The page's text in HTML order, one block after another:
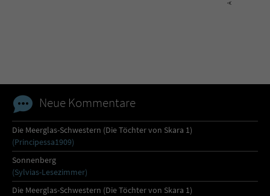
Neue Kommentare
Die Meerglas-Schwestern (Die Töchter von Skara 1)
(Principessa1909)
Sonnenberg
(Sylvias-Lesezimmer)
Die Meerglas-Schwestern (Die Töchter von Skara 1)